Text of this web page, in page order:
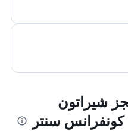
شيراتون
سنتر